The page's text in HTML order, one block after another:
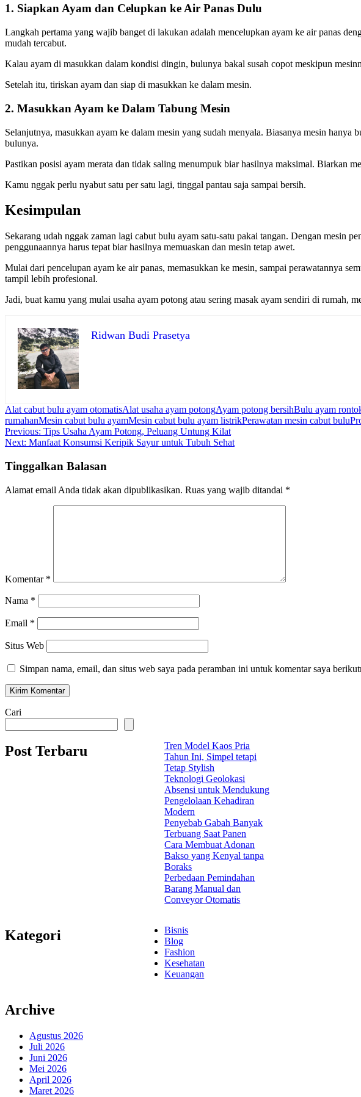
1. Siapkan Ayam dan Celupkan ke Air Panas Dulu
Langkah pertama yang wajib banget di lakukan adalah mencelupkan ayam ke air panas
mudah tercabut.
Kalau ayam di masukkan dalam kondisi dingin, bulunya bakal susah copot meskipun
Setelah itu, tiriskan ayam dan siap di masukkan ke dalam mesin.
2. Masukkan Ayam ke Dalam Tabung Mesin
Selanjutnya, masukkan ayam ke dalam mesin yang sudah menyala. Biasanya mesin
bulunya.
Pastikan posisi ayam merata dan tidak saling menumpuk biar hasilnya maksimal. Biarkan
Kamu nggak perlu nyabut satu per satu lagi, tinggal pantau saja sampai bersih.
Kesimpulan
Sekarang udah nggak zaman lagi cabut bulu ayam satu-satu pakai tangan. Dengan mesin
penggunaannya harus tepat biar hasilnya memuaskan dan mesin tetap awet.
Mulai dari pencelupan ayam ke air panas, memasukkan ke mesin, sampai perawatannya
tampil lebih profesional.
Jadi, buat kamu yang mulai usaha ayam potong atau sering masak ayam sendiri di rumah,
Ridwan Budi Prasetya
Alat cabut bulu ayam otomatisAlat usaha ayam potongAyam potong bersihBulu ayam
rumahanMesin cabut bulu ayamMesin cabut bulu ayam listrikPerawatan mesin cabut bulu
Navigasi
pos
Previous: Tips Usaha Ayam Potong, Peluang Untung Kilat
Next: Manfaat Konsumsi Keripik Sayur untuk Tubuh Sehat
Tinggalkan Balasan
Alamat email Anda tidak akan dipublikasikan. Ruas yang wajib ditandai *
Komentar *
Nama *
Email *
Situs Web
Simpan nama, email, dan situs web saya pada peramban ini untuk komentar saya
Cari
Post Terbaru
Tren Model Kaos Pria
Tahun Ini, Simpel tetapi
Tetap Stylish
Teknologi Geolokasi
Absensi untuk Mendukung
Pengelolaan Kehadiran
Modern
Penyebab Gabah Banyak
Terbuang Saat Panen
Cara Membuat Adonan
Bakso yang Kenyal tanpa
Boraks
Perbedaan Pemindahan
Barang Manual dan
Conveyor Otomatis
Kategori
Bisnis
Blog
Fashion
Kesehatan
Keuangan
Archive
Agustus 2026
Juli 2026
Juni 2026
Mei 2026
April 2026
Maret 2026